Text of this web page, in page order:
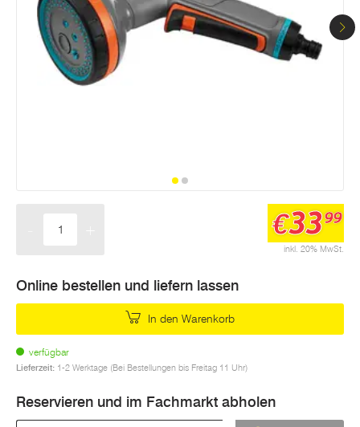
inkl. 20% MwSt.
€3399
Online bestellen und liefern lassen
In den Warenkorb
verfügbar
Lieferzeit: 1-2 Werktage (Bei Bestellungen bis Freitag 11 Uhr)
Reservieren und im Fachmarkt abholen